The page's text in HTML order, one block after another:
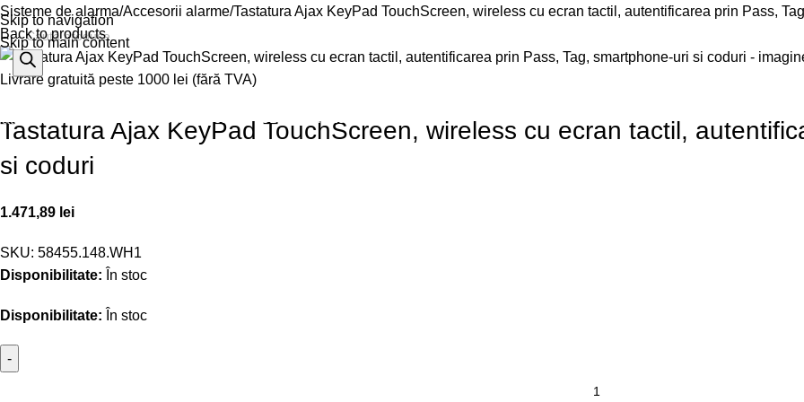
Skip to navigation
Skip to main content
Refurbished Companie Contact
Sisteme de alarma Accesorii alarme Tastatura Ajax KeyPad TouchScreen, wireless cu ecran tactil, autentificarea prin Pass,
Back to products
Livrare gratuită peste 1000 lei (fără TVA)
Tastatura Ajax KeyPad TouchScreen, wireless cu ecran tactil,
si coduri
1.471,89 lei
SKU: 58455.148.WH1
Disponibilitate: În stoc
Disponibilitate: În stoc